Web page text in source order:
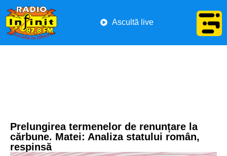
Ascultă live
Prelungirea termenelor de renunțare la
cărbune. Matei: Analiza statului român,
respinsă